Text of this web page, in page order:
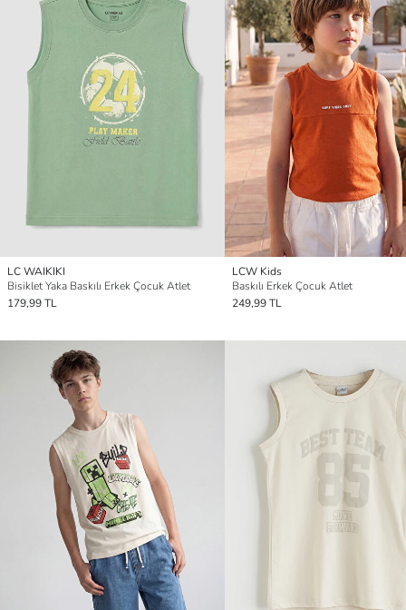
LC WAIKIKI
Bisiklet Yaka Baskılı Erkek Çocuk Atlet
179,99 TL
LCW Kids
Baskılı Erkek Çocuk Atlet
249,99 TL